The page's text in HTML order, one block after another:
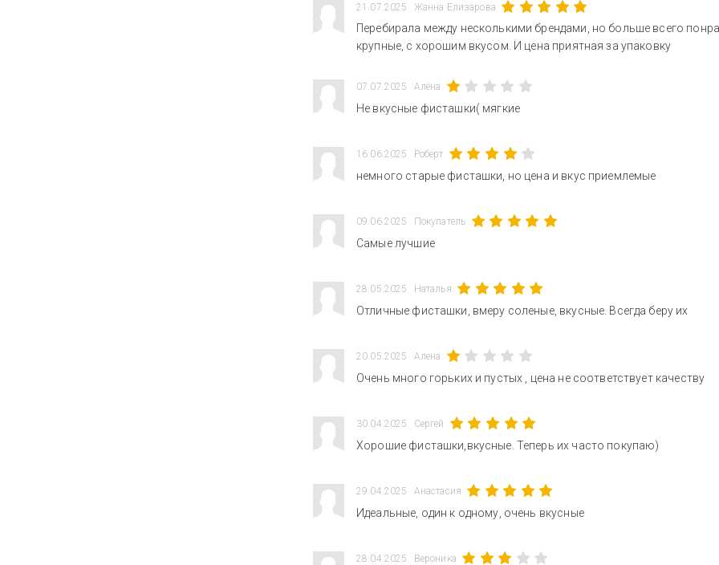
21.07.2025 Жанна Елизарова
Перебирала между несколькими брендами, но больше всего
крупные, с хорошим вкусом. И цена приятная за упаковку
07.07.2025 Алёна
Не вкусные фисташки( мягкие
16.06.2025 Роберт
немного старые фисташки, но цена и вкус приемлемые
09.06.2025 Покупатель
Самые лучшие
28.05.2025 Наталья
Отличные фисташки, вмеру соленые, вкусные. Всегда беру их
20.05.2025 Алена
Очень много горьких и пустых , цена не соответствует качеству
30.04.2025 Сергей
Хорошие фисташки,вкусные. Теперь их часто покупаю)
29.04.2025 Анастасия
Идеальные, один к одному, очень вкусные
28.04.2025 Вероника